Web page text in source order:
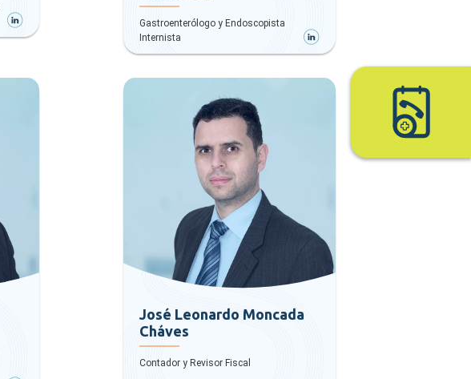
Gastroenterólogo y Endoscopista
Internista
José Leonardo Moncada
Cháves
Contador y Revisor Fiscal